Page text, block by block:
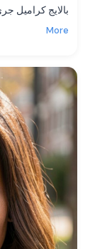
بالايج كراميل
More